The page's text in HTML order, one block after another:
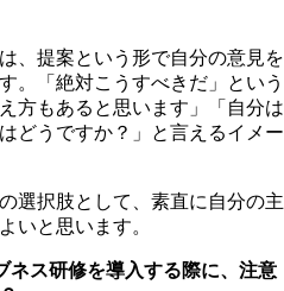
、提案という形で自分の意見を
。「絶対こうすべきだ」という
方もあると思います」「自分は
どうですか？」と言えるイメー
選択肢として、素直に自分の主
いと思います。
ス研修を導入する際に、注意